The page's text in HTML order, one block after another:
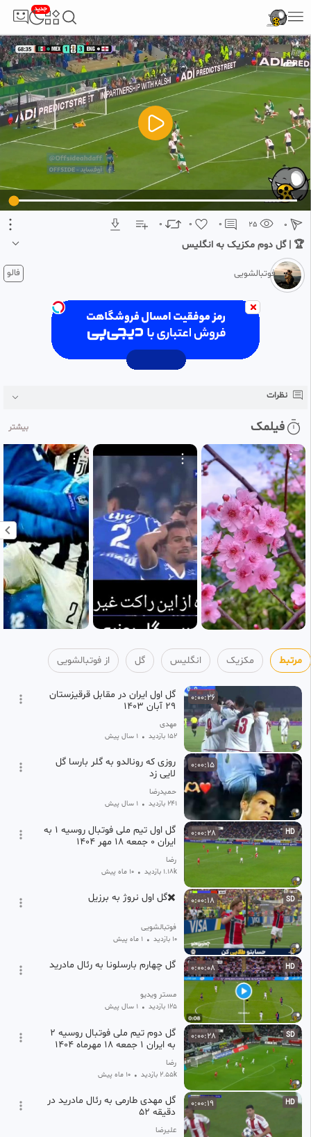
جدید
5
تبلیغ 1 از 2
0 0 0 25 0
🏆 | گل دوم مکزیک به انگلیس
🏆 | گل دوم مکزیک
توسط خمینز
فوتبالشویی فالو
نظرات
فیلمک بیشتر
مرتبط مکزیک انگلیس گل از فوتبالشویی
0:00:26
گل اول ایران در مقابل قرقیزستان
۲۹ آبان ۱۴۰۳
مهدی
152 بازدید • 1 سال پیش
0:00:15
روزی که رونالدو به گلر بارسا گل
لایی زد
حمیدرضا
241 بازدید • 1 سال پیش
HD
0:00:28
گل اول تیم ملی فوتبال روسیه ۱ به
ایران ۰ جمعه ۱۸ مهر ۱۴۰۴
رضا
1.18k بازدید • 10 ماه پیش
SD
0:00:18 ✖️گل اول نروژ به برزیل
فوتبالشویی
10 بازدید • 1 ماه پیش
HD
0:00:08 گل چهارم بارسلونا به رئال مادرید
مستر ویدیو
125 بازدید • 1 سال پیش
SD
0:00:28
گل دوم تیم ملی فوتبال روسیه ۲
به ایران ۱ جمعه ۱۸ مهرماه ۱۴۰۴
رضا
2.55k بازدید • 10 ماه پیش
HD
0:00:19
گل مهدی طارمی به رئال مادرید در
دقیقه ۵۲
علیرضا